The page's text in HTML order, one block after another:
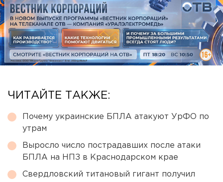
ЧИТАЙТЕ ТАКЖЕ:
Почему украинские БПЛА атакуют УрФО по
утрам
Выросло число пострадавших после атаки
БПЛА на НПЗ в Краснодарском крае
Свердловский титановый гигант получил